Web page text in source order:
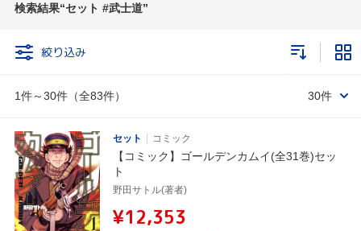
検索結果 セット #武士道
絞り込み
1件～30件（全83件） 30件
セット コミック
【コミック】ゴールデンカムイ(全31巻)セッ
ト
野田サトル(著者)
¥12,353